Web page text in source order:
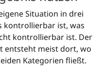
Situation in drei
kontrollierbar ist, was
kontrollierbar ist. Der
entsteht meist dort, wo
Kategorien fließt.